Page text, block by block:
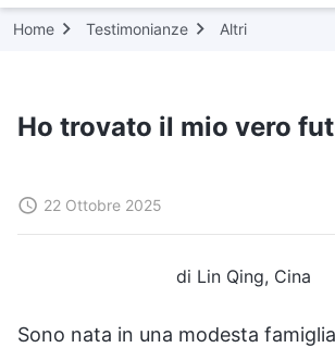
Home Testimonianze Altri
Ho trovato il mio vero
22 Ottobre 2025
di Lin Qing, Cina
Sono nata in una modesta